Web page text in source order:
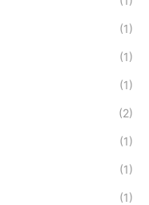
(1)
(1)
(1)
(2)
(1)
(1)
(1)